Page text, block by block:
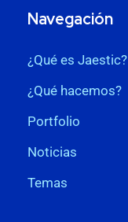
Navegación
¿Qué es Jaestic?
¿Qué hacemos?
Portfolio
Noticias
Temas